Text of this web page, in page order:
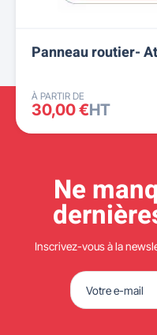
Panneau routier-
À PARTIR DE
30,00 €HT
Ne
Inscrivez-vous à la